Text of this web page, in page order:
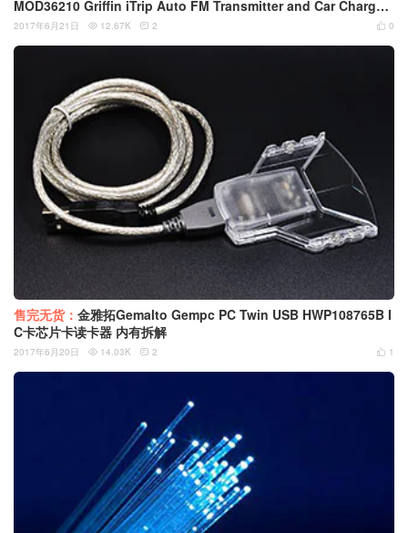
MOD36210 Griffin iTrip Auto FM Transmitter and Car Charger
for Apple Lightning Devices
 0
2017年6月21日  12.67K  2
售完无货： 金雅拓Gemalto Gempc PC Twin USB HWP108765B I
C卡芯片卡读卡器 内有拆解
 1
2017年6月20日  14.03K  2